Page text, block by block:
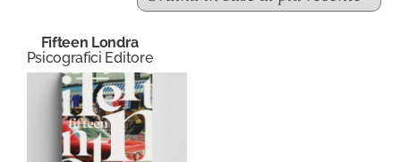
Fifteen Londra
Psicografici Editore